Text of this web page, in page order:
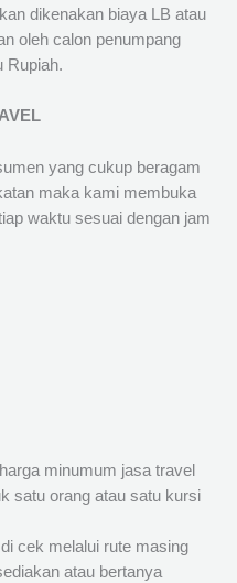
dikenakan biaya LB atau
oleh calon penumpang
Rupiah.
yang cukup beragam
maka kami membuka
waktu sesuai dengan jam
minumum jasa travel
satu orang atau satu kursi
cek melalui rute masing
atau bertanya